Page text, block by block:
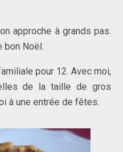
approche à grands pas.
bon Noël.
pour 12. Avec moi,
de la taille de gros
à une entrée de fêtes.